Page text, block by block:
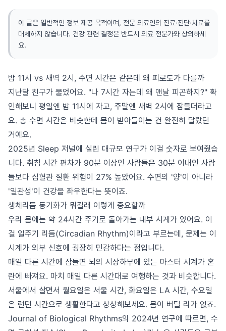
이 글은 일반적인 정보 제공 목적이며, 전문 의료인의 진료·진단·치료를
대체하지 않습니다. 건강 관련 결정은 반드시 의료 전문가와 상의하세
요.
밤 11시 vs 새벽 2시, 수면 시간은 같은데 왜 피로도가 다를까
지난달 친구가 물었어요. "나 7시간 자는데 왜 맨날 피곤하지?" 확
인해보니 평일엔 밤 11시에 자고, 주말엔 새벽 2시에 잠들더라고
요. 총 수면 시간은 비슷한데 몸이 받아들이는 건 완전히 달랐던
거예요.
2025년 Sleep 저널에 실린 대규모 연구가 이걸 숫자로 보여줬습
니다. 취침 시간 편차가 90분 이상인 사람들은 30분 이내인 사람
들보다 심혈관 질환 위험이 27% 높았어요. 수면의 '양'이 아니라
'일관성'이 건강을 좌우한다는 뜻이죠.
생체리듬 동기화가 뭐길래 이렇게 중요할까
우리 몸에는 약 24시간 주기로 돌아가는 내부 시계가 있어요. 이
걸 일주기 리듬(Circadian Rhythm)이라고 부르는데, 문제는 이
시계가 외부 신호에 굉장히 민감하다는 점입니다.
매일 다른 시간에 잠들면 뇌의 시상하부에 있는 마스터 시계가 혼
란에 빠져요. 마치 매일 다른 시간대로 여행하는 것과 비슷합니다.
서울에서 살면서 월요일은 서울 시간, 화요일은 LA 시간, 수요일
은 런던 시간으로 생활한다고 상상해보세요. 몸이 버틸 리가 없죠.
Journal of Biological Rhythms의 2024년 연구에 따르면, 수